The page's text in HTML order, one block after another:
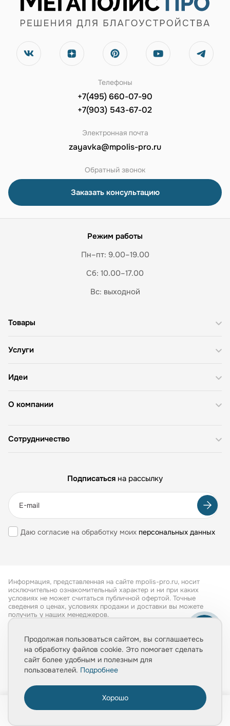
Телефоны
+7(495) 660-07-90
+7(903) 543-67-02
Электронная почта
zayavka@mpolis-pro.ru
Обратный звонок
Заказать консультацию
Режим работы
Пн–пт: 9.00–19.00
Сб: 10.00–17.00
Вс: выходной
О компании
Товары
Услуги
Идеи
Сотрудничество
Подписаться на рассылку
Даю согласие на обработку моих персональных данных
Информация, представленная на сайте mpolis-pro.ru, носит
исключительно ознакомительный характер и ни при каких
условиях не может считаться публичной офертой. Точные
сведения о ценах, условиях продажи и доставки вы можете
получить у наших менеджеров.
Обработка персональных данных
Политика конфиденциальности
Продолжая пользоваться сайтом, вы соглашаетесь
на обработку файлов cookie. Это помогает сделать
сайт более удобным и полезным для
пользователей. Подробнее
Хорошо